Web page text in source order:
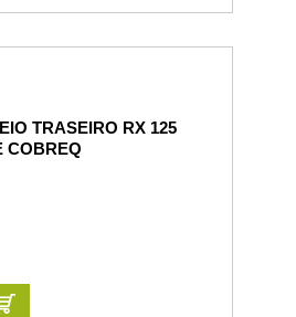
TRASEIRO RX 125
COBREQ